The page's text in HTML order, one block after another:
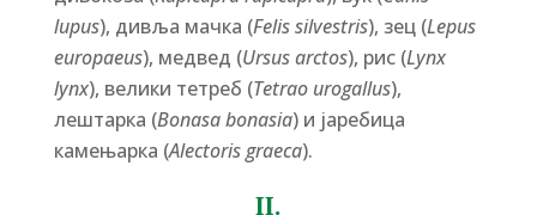
lupus), дивља мачка (Felis silvestris), зец (Lepus
europaeus), медвед (Ursus arctos), рис (Lynx
lynx), велики тетреб (Tetrao urogallus),
лештарка (Bonasa bonasia) и јаребица
камењарка (Alectoris graeca).
II.